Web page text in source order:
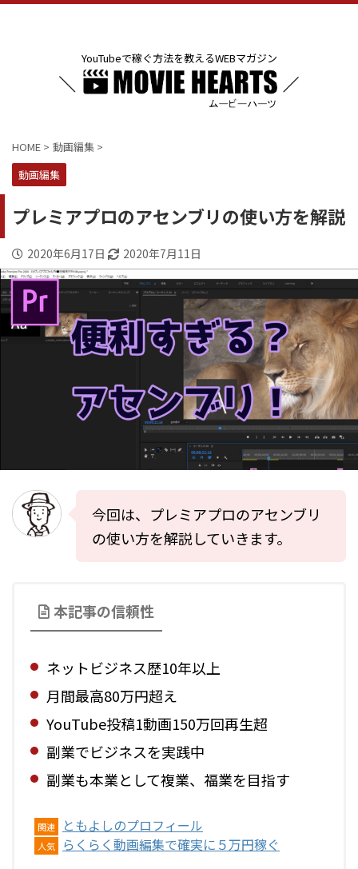
YouTubeで稼ぐ方法を教えるWEBマガジン
HOME > 動画編集 >
動画編集
プレミアプロのアセンブリの使い方を解説
2020年6月17日 2020年7月11日
今回は、プレミアプロのアセンブリ
の使い方を解説していきます。
本記事の信頼性
ネットビジネス歴10年以上
月間最高80万円超え
YouTube投稿1動画150万回再生超
副業でビジネスを実践中
副業も本業として複業、福業を目指す
関連 ともよしのプロフィール
人気 らくらく動画編集で確実に５万円稼ぐ